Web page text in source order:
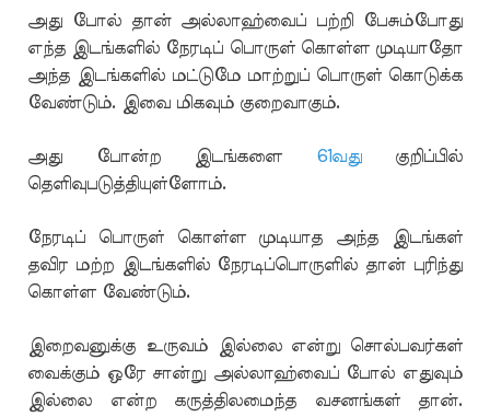
அது போல் தான் அல்லாஹ்வைப் பற்றி பேசும்போது
எந்த இடங்களில் நேரடிப் பொருள் கொள்ள முடியாதோ
அந்த இடங்களில் மட்டுமே மாற்றுப் பொருள் கொடுக்க
வேண்டும். இவை மிகவும் குறைவாகும்.
அது போன்ற இடங்களை 61வதுகுறிப்பில்
தெளிவுபடுத்தியுள்ளோம்.
நேரடிப் பொருள் கொள்ள முடியாத அந்த இடங்கள்
தவிர மற்ற இடங்களில் நேரடிப்பொருளில் தான் புரிந்து
கொள்ள வேண்டும்.
இறைவனுக்கு உருவம் இல்லை என்று சொல்பவர்கள்
வைக்கும் ஒரே சான்று அல்லாஹ்வைப் போல் எதுவும்
இல்லை என்ற கருத்திலமைந்த வசனங்கள் தான்.